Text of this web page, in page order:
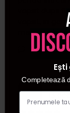
vopsit dupa
vopsit, in
mai arata
Raspunde
R
Completează